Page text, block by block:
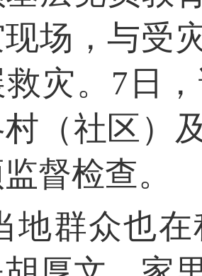
场，与受
灾。7日
（社区）
督检查。
地群众也